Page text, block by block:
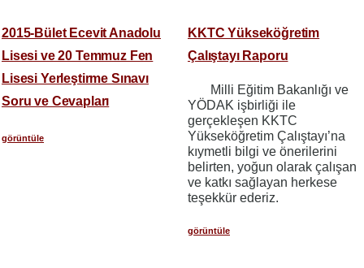
2015-Bület Ecevit Anadolu
Lisesi ve 20 Temmuz Fen
Lisesi Yerleştirme Sınavı
Soru ve Cevapları
görüntüle
KKTC Yükseköğretim
Çalıştayı Raporu
Milli Eğitim Bakanlığı ve
YÖDAK işbirliği ile
gerçekleşen KKTC
Yükseköğretim Çalıştayı’na
kıymetli bilgi ve önerilerini
belirten, yoğun olarak çalışan
ve katkı sağlayan herkese
teşekkür ederiz.
görüntüle